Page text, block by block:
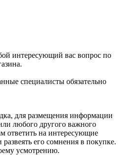
интересующий вас вопрос по
специалисты обязательно
для размещения информации
любого другого важного
ответить на интересующие
его сомнения в покупке.
усмотрению.